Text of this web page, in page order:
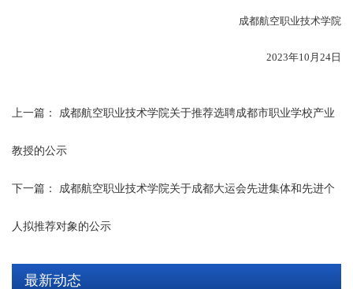
成都航空职业技术学院
2023年10月24日
上一篇： 成都航空职业技术学院关于推荐选聘成都市职业学校产业
教授的公示
下一篇： 成都航空职业技术学院关于成都大运会先进集体和先进个
人拟推荐对象的公示
最新动态